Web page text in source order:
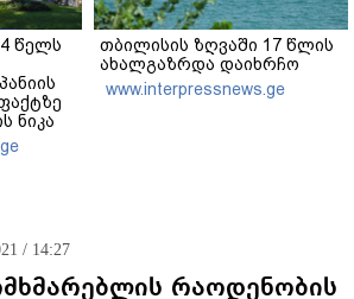
წელს
ნიკა
თბილისის ზღვაში 17 წლის
ახალგაზრდა დაიხრჩო
www.interpressnews.ge
/ 14:27
რაოდენობის